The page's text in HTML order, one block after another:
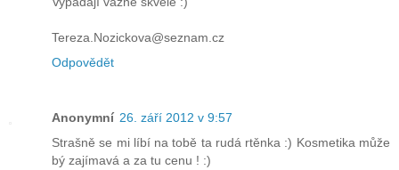
Tereza.Nozickova@seznam.cz
Odpovědět
Anonymní 26. září 2012 v 9:57
Strašně se mi líbí na tobě ta rudá rtěnka :) Kosmetika může
bý zajímavá a za tu cenu ! :)